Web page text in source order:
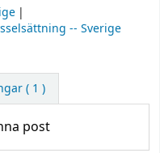
-- Sverige
( 1 )
post